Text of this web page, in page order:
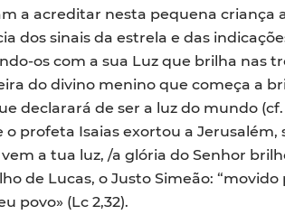
a acreditar nesta pequena criança
dos sinais da estrela e das
os com a sua Luz que brilha nas
do divino menino que começa a
declarará de ser a luz do mundo
o profeta Isaias exortou a
a tua luz, /a glória do Senhor
de Lucas, o Justo Simeão:
povo» (Lc 2,32).